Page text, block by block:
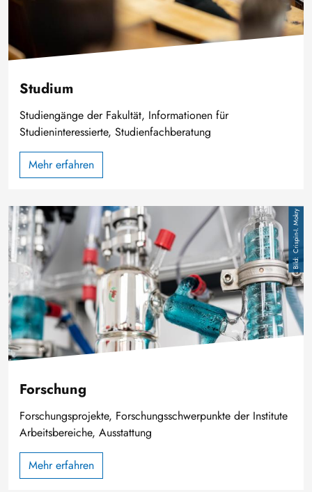
Studium
Studiengänge der Fakultät, Informationen für
Studieninteressierte, Studienfachberatung
Mehr erfahren
Bild Crispin-I. Mokry
Forschung
Forschungsprojekte, Forschungsschwerpunkte der Institute
Arbeitsbereiche, Ausstattung
Mehr erfahren